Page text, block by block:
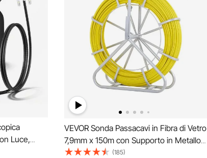
Luce,
IPS
VEVOR Sonda Passacavi in Fibra di Vetro
7,9mm x 150m con Supporto in Metallo
Estrattore a Nastro per Cavo Elettrico
(185)